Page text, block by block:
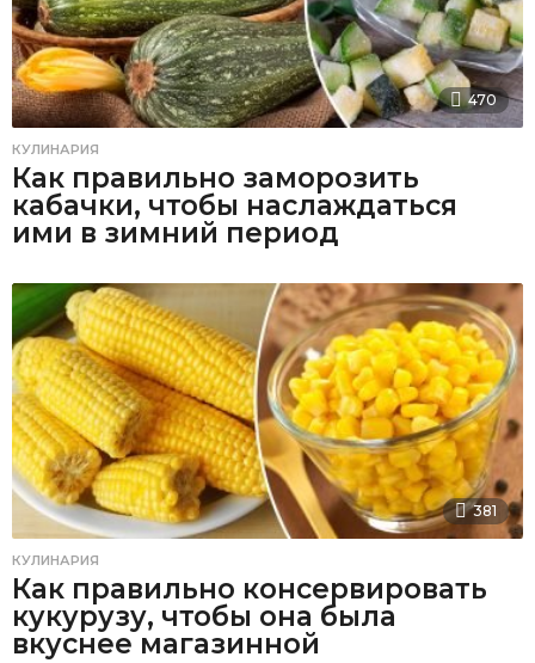
470
КУЛИНАРИЯ
Как правильно заморозить
кабачки, чтобы наслаждаться
ими в зимний период
381
КУЛИНАРИЯ
Как правильно консервировать
кукурузу, чтобы она была
вкуснее магазинной